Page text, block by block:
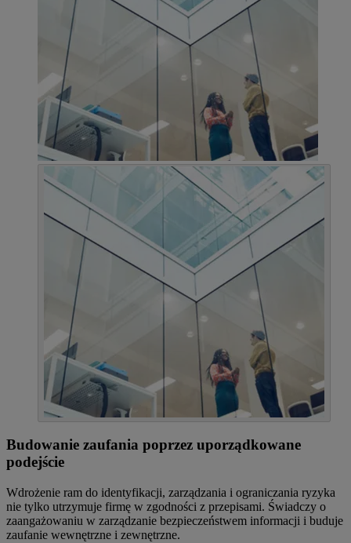
Budowanie zaufania poprzez uporządkowane
podejście
Wdrożenie ram do identyfikacji, zarządzania i ograniczania ryzyka
nie tylko utrzymuje firmę w zgodności z przepisami. Świadczy o
zaangażowaniu w zarządzanie bezpieczeństwem informacji i buduje
zaufanie wewnętrzne i zewnętrzne.